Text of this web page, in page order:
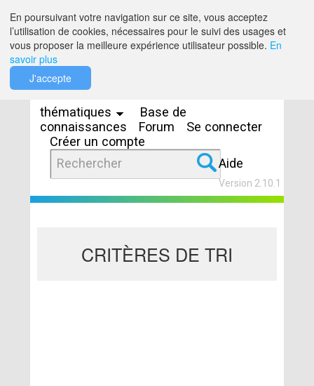
thématiques
Base de
connaissances
Forum
Se connecter
Créer un compte
Aide
Version 2.10.1
CRITÈRES DE TRI
En poursuivant votre navigation sur ce site, vous acceptez
l’utilisation de cookies, nécessaires pour le suivi des usages et
vous proposer la meilleure expérience utilisateur possible. En
savoir plus
J'accepte